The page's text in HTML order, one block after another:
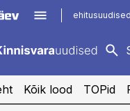
Kõik lood TOPid